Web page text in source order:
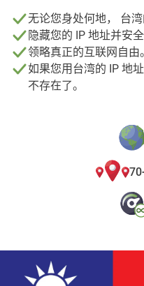
无论您身处何地， 台湾
隐藏您的 IP 地址并安全
领略真正的互联网自由。
如果您用台湾的 IP 地
不存在了。